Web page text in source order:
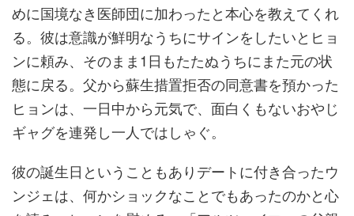
めに国境なき医師団に加わったと本心を教えてくれ
る。彼は意識が鮮明なうちにサインをしたいとヒョ
ンに頼み、そのまま1日もたたぬうちにまた元の状
態に戻る。父から蘇生措置拒否の同意書を預かった
ヒョンは、一日中から元気で、面白くもないおやじ
ギャグを連発し一人ではしゃぐ。
彼の誕生日ということもありデートに付き合ったウ
ンジェは、何かショックなことでもあったのかと心